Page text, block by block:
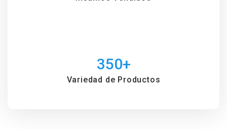
350+
Variedad de Productos